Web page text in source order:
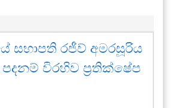
සභාපති රජීව් අමරසූරිය
විරහිව ප්‍රතික්ෂේප